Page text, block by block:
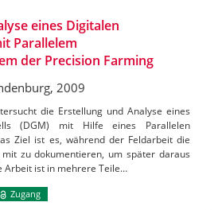
eines Digitalen
Parallelem
der Precision Farming
2009
die Erstellung und Analyse eines
(DGM) mit Hilfe eines Parallelen
Ziel ist es, während der Feldarbeit die
zu dokumentieren, um später daraus
Arbeit ist in mehrere Teile…
Zugang